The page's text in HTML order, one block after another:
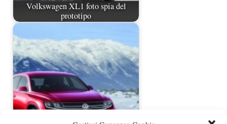
Volkswagen XL1 foto spia del
prototipo